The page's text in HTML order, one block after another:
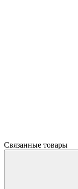
Связанные товары